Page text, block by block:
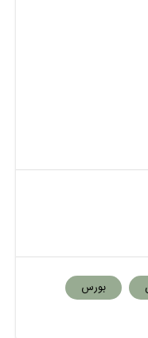
بورس